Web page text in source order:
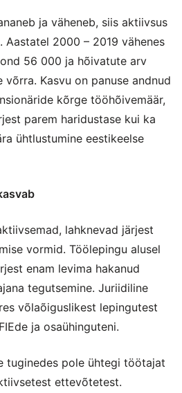
ja väheneb, siis aktiivsus
2000 – 2019 vähenes
56 000 ja hõivatute arv
Kasvu on panuse andnud
kõrge tööhõivemäär,
parem haridustase kui ka
ühtlustumine eestikeelse
lahknevad järjest
vormid. Töölepingu alusel
enam levima hakanud
tegutsemine. Juriidiline
võlaõiguslikest lepingutest
ja osaühinguteni.
tuginedes pole ühtegi töötajat
ettevõtetest.